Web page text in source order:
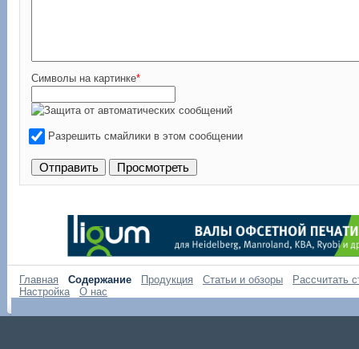
Символы на картинке*
Разрешить смайлики в этом сообщении
Главная Содержание Продукция Статьи и обзоры
Рассчитать
Настройка
О нас